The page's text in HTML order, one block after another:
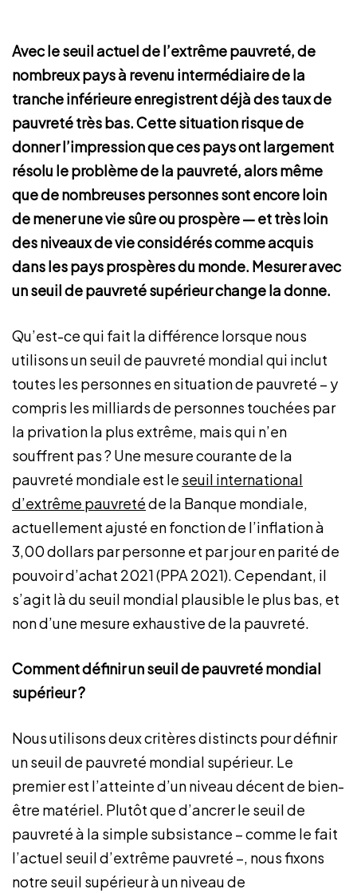
Avec le seuil actuel de l’extrême pauvreté, de
nombreux pays à revenu intermédiaire de la
tranche inférieure enregistrent déjà des taux de
pauvreté très bas. Cette situation risque de
donner l’impression que ces pays ont largement
résolu le problème de la pauvreté, alors même
que de nombreuses personnes sont encore loin
de mener une vie sûre ou prospère — et très loin
des niveaux de vie considérés comme acquis
dans les pays prospères du monde. Mesurer avec
un seuil de pauvreté supérieur change la donne.
Qu’est-ce qui fait la différence lorsque nous
utilisons un seuil de pauvreté mondial qui inclut
toutes les personnes en situation de pauvreté – y
compris les milliards de personnes touchées par
la privation la plus extrême, mais qui n’en
souffrent pas ? Une mesure courante de la
pauvreté mondiale est le seuil international
d’extrême pauvretéde la Banque mondiale,
actuellement ajusté en fonction de l’inflation à
3,00 dollars par personne et par jour en parité de
pouvoir d’achat 2021 (PPA 2021). Cependant, il
s’agit là du seuil mondial plausible le plus bas, et
non d’une mesure exhaustive de la pauvreté.
Comment définir un seuil de pauvreté mondial
supérieur ?
Nous utilisons deux critères distincts pour définir
un seuil de pauvreté mondial supérieur. Le
premier est l’atteinte d’un niveau décent de bien-
être matériel. Plutôt que d’ancrer le seuil de
pauvreté à la simple subsistance – comme le fait
l’actuel seuil d’extrême pauvreté –, nous fixons
notre seuil supérieur à un niveau de